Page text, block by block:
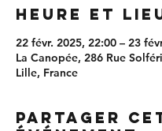
Heure et
22 févr. 2025, 22:00 – 23
La Canopée, 286 Rue
Lille, France
Partager